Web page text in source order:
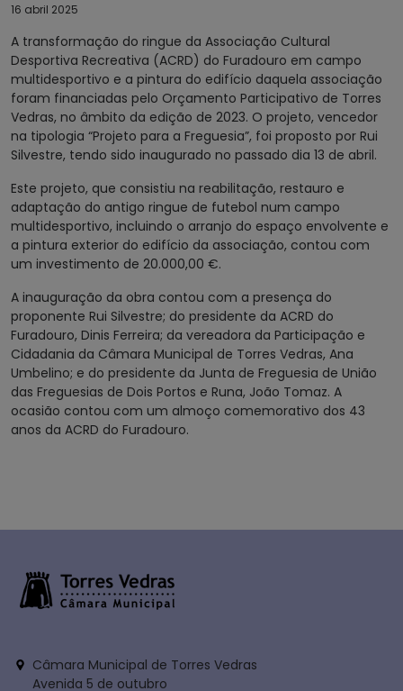
16 abril 2025
A transformação do ringue da Associação Cultural
Desportiva Recreativa (ACRD) do Furadouro em campo
multidesportivo e a pintura do edifício daquela associação
foram financiadas pelo Orçamento Participativo de Torres
Vedras, no âmbito da edição de 2023. O projeto, vencedor
na tipologia “Projeto para a Freguesia”, foi proposto por Rui
Silvestre, tendo sido inaugurado no passado dia 13 de abril.
Este projeto, que consistiu na reabilitação, restauro e
adaptação do antigo ringue de futebol num campo
multidesportivo, incluindo o arranjo do espaço envolvente e
a pintura exterior do edifício da associação, contou com
um investimento de 20.000,00 €.
A inauguração da obra contou com a presença do
proponente Rui Silvestre; do presidente da ACRD do
Furadouro, Dinis Ferreira; da vereadora da Participação e
Cidadania da Câmara Municipal de Torres Vedras, Ana
Umbelino; e do presidente da Junta de Freguesia de União
das Freguesias de Dois Portos e Runa, João Tomaz. A
ocasião contou com um almoço comemorativo dos 43
anos da ACRD do Furadouro.
Câmara Municipal de Torres Vedras
Avenida 5 de outubro